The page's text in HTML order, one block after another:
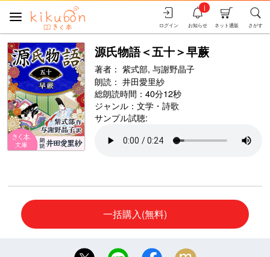
さがす
ネット通販
お知らせ
i
ログイン
源氏物語＜五十＞早蕨
著者： 紫式部, 与謝野晶子
朗読： 井田愛里紗
総朗読時間：40分12秒
ジャンル： 文学・詩歌
サンプル試聴:
一括購入(無料)